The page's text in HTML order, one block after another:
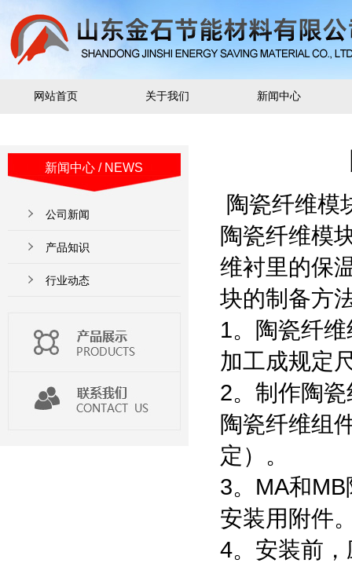
网站首页 关于我们 新闻中心
新闻中心 / NEWS
公司新闻
产品知识
行业动态
陶瓷纤维模
陶瓷纤维模
维衬里的保
块的制备方
1。陶瓷纤
加工成规定
2。制作陶
陶瓷纤维组
定）。
3。MA和MB
安装用附件
4。安装前